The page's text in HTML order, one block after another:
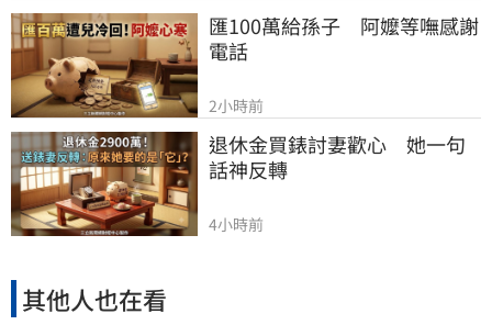
匯100萬給孫子　阿嬤等嘸感謝
電話
2小時前
退休金買錶討妻歡心　她一句
話神反轉
4小時前
其他人也在看